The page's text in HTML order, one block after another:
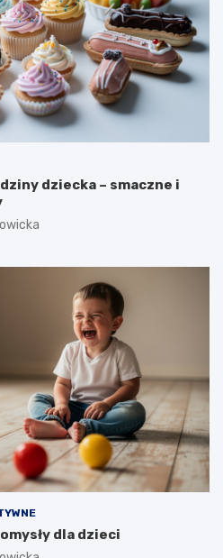
dziecka – smaczne i
dla dzieci